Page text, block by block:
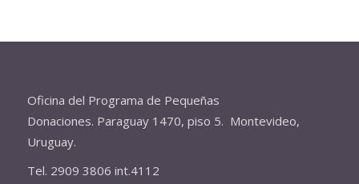
Oficina del Programa de Pequeñas
Donaciones. Paraguay 1470, piso 5. Montevideo,
Uruguay.
Tel. 2909 3806 int.4112